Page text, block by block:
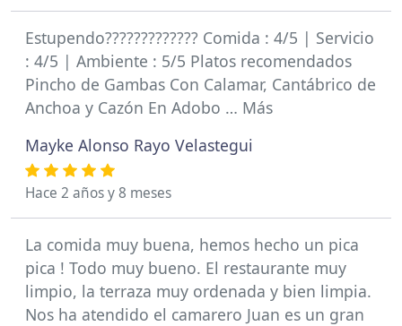
Estupendo????????????? Comida : 4/5 | Servicio
: 4/5 | Ambiente : 5/5 Platos recomendados
Pincho de Gambas Con Calamar, Cantábrico de
Anchoa y Cazón En Adobo … Más
Mayke Alonso Rayo Velastegui
Hace 2 años y 8 meses
La comida muy buena, hemos hecho un pica
pica ! Todo muy bueno. El restaurante muy
limpio, la terraza muy ordenada y bien limpia.
Nos ha atendido el camarero Juan es un gran